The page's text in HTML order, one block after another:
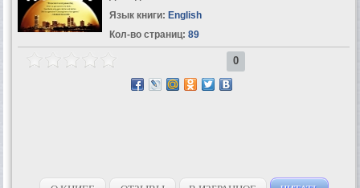
Язык книги: English
Кол-во страниц: 89
0